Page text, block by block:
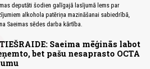
deputāti šodien galīgajā lasījumā lems par
alkohola patēriņa mazināšanai sabiedrībā,
Saeimas sēdes darba kārtība.
TIEŠRAIDE: Saeima mēģinās labot
bet pašu nesaprasto OCTA